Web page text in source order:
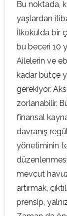
Bu noktada,
yaşlardan
İlkokulda bir
bu beceri 10
Ailelerin ve
kadar bütçe
gerekiyor.
zorlanabilir.
finansal
davranış
yönetiminin
mevcut
artırmak,
prensip,